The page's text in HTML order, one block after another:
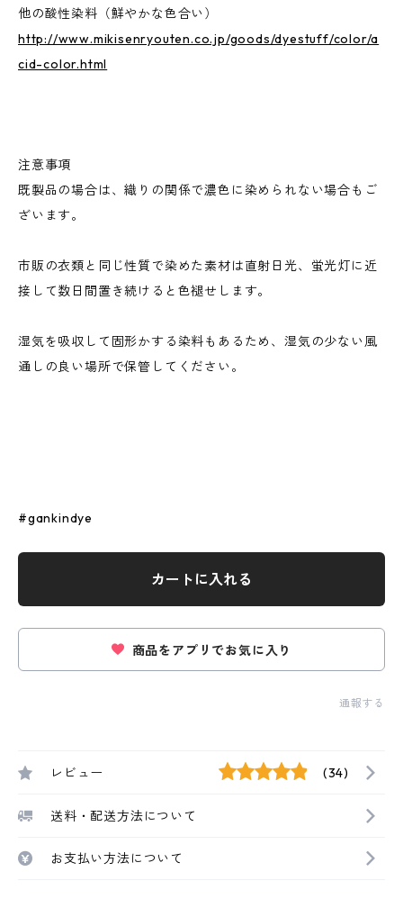
他の酸性染料（鮮やかな色合い）
http://www.mikisenryouten.co.jp/goods/dyestuff/color/a
cid-color.html
注意事項
既製品の場合は、織りの関係で濃色に染められない場合もご
ざいます。
市販の衣類と同じ性質で染めた素材は直射日光、蛍光灯に近
接して数日間置き続けると色褪せします。
湿気を吸収して固形かする染料もあるため、湿気の少ない風
通しの良い場所で保管してください。
#gankindye
カートに入れる
商品をアプリでお気に入り
通報する
レビュー (34)
送料・配送方法について
お支払い方法について